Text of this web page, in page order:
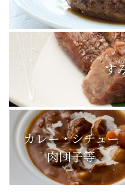
す
カレー・シチュー
肉団子等